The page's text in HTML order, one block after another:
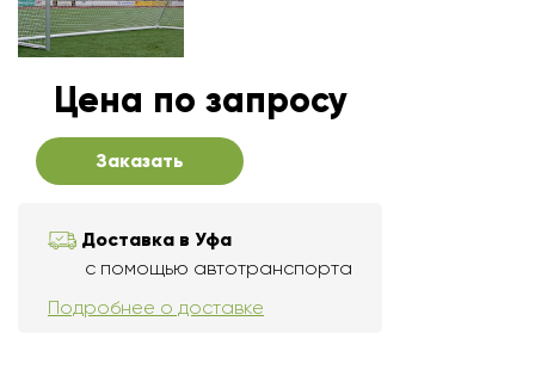
Цена по запросу
Заказать
Доставка в Уфа
с помощью автотранспорта
Подробнее о доставке